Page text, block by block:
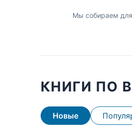
Мы собираем
КНИГИ ПО
Новые